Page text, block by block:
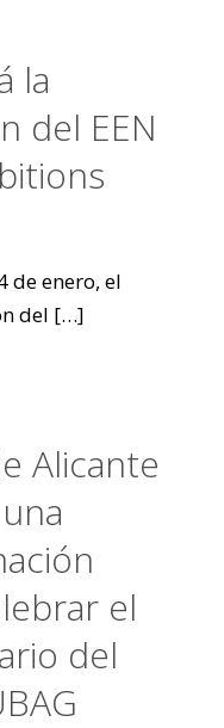
la
del EEN
de enero, el
del […]
Alicante
el
del